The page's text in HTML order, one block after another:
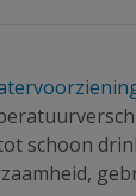
schoon